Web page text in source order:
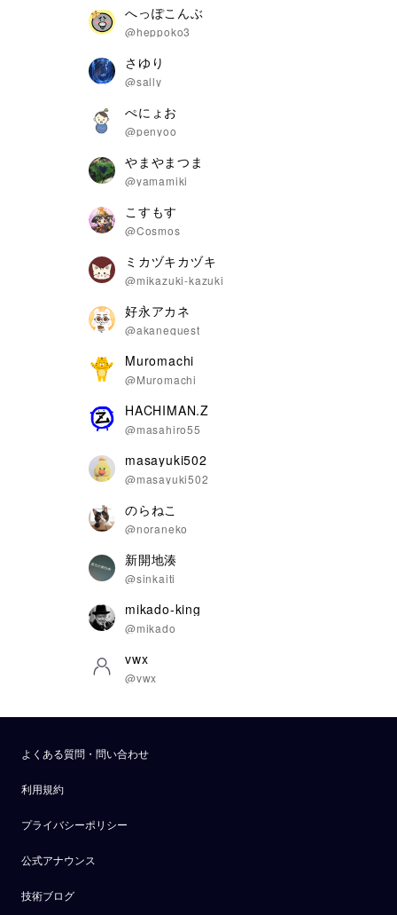
へっぽこんぶ
@heppoko3
さゆり
@sally
ぺにょお
@penyoo
やまやまつま
@yamamiki
こすもす
@Cosmos
ミカヅキカヅキ
@mikazuki-kazuki
好永アカネ
@akanequest
Muromachi
@Muromachi
HACHIMAN.Z
@masahiro55
masayuki502
@masayuki502
のらねこ
@noraneko
新開地湊
@sinkaiti
mikado-king
@mikado
vwx
@vwx
よくある質問・問い合わせ
利用規約
プライバシーポリシー
公式アナウンス
技術ブログ